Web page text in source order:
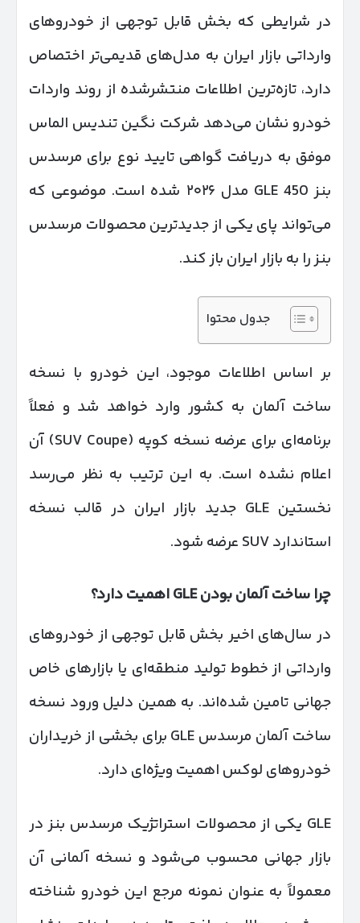
در شرایطی که بخش قابل توجهی از خودروهای
وارداتی بازار ایران به مدل‌های قدیمی‌تر اختصاص
دارد، تازه‌ترین اطلاعات منتشرشده از روند واردات
خودرو نشان می‌دهد شرکت نگین تندیس الماس
موفق به دریافت گواهی تایید نوع برای مرسدس
بنز GLE 450 مدل ۲۰۲۶ شده است. موضوعی که
می‌تواند پای یکی از جدیدترین محصولات مرسدس
بنز را به بازار ایران باز کند.
جدول محتوا
بر اساس اطلاعات موجود، این خودرو با نسخه
ساخت آلمان به کشور وارد خواهد شد و فعلاً
برنامه‌ای برای عرضه نسخه کوپه (SUV Coupe) آن
اعلام نشده است. به این ترتیب به نظر می‌رسد
نخستین GLE جدید بازار ایران در قالب نسخه
استاندارد SUV عرضه شود.
چرا ساخت آلمان بودنGLE
اهمیت دارد؟
در سال‌های اخیر بخش قابل توجهی از خودروهای
وارداتی از خطوط تولید منطقه‌ای یا بازارهای خاص
جهانی تامین شده‌اند. به همین دلیل ورود نسخه
ساخت آلمان مرسدس GLE برای بخشی از خریداران
خودروهای لوکس اهمیت ویژه‌ای دارد.
GLE یکی از محصولات استراتژیک مرسدس بنز در
بازار جهانی محسوب می‌شود و نسخه آلمانی آن
معمولاً به عنوان نمونه مرجع این خودرو شناخته